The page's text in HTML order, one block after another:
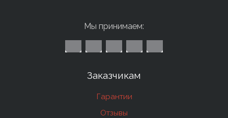
Мы принимаем:
Заказчикам
Гарантии
Отзывы